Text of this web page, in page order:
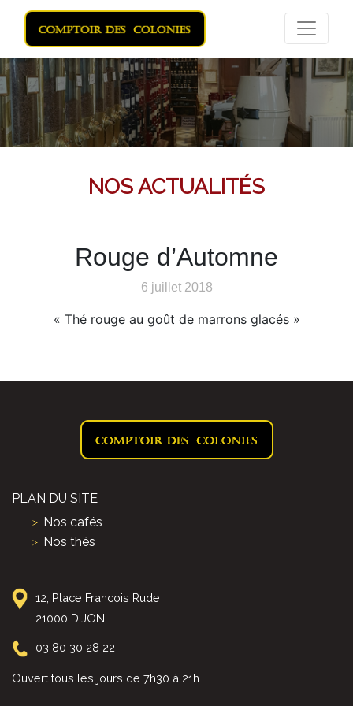
NOS ACTUALITÉS
Rouge d’Automne
6 juillet 2018
« Thé rouge au goût de marrons glacés »
PLAN DU SITE
Nos cafés
Nos thés
12, Place Francois Rude
21000 DIJON
03 80 30 28 22
Ouvert tous les jours de 7h30 à 21h